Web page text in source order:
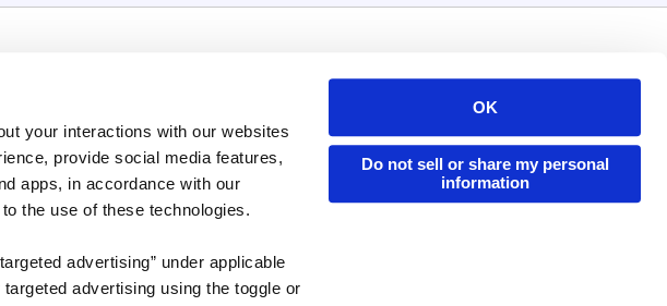
your interactions with our websites
provide social media features,
apps, in accordance with our
the use of these technologies.
advertising” under applicable
advertising using the toggle or
OK
Do not sell or share my personal
information
Flipbook
Industries
Developers
Publisher Directory
Redeem Code